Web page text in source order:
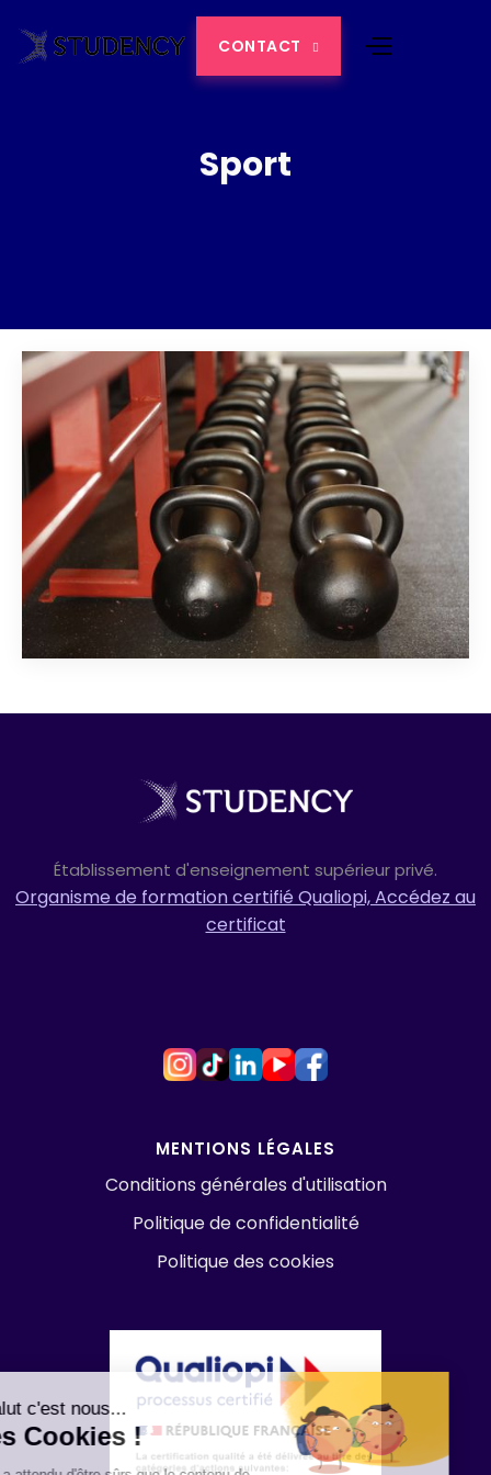
Salut c'est nous...
les Cookies !
CONTACT 
Sport
DEC 19
LA FORMATION BPJEPS
Établissement d'enseignement supérieur privé.
Organisme de formation certifié Qualiopi, Accédez au
certificat
MENTIONS LÉGALES
Conditions générales d'utilisation
Politique de confidentialité
Politique des cookies